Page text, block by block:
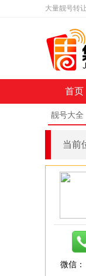
大量靓号转
首页
靓号大全
当前
微信：